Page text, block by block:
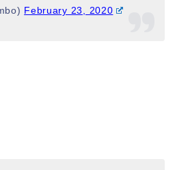
February 23, 2020